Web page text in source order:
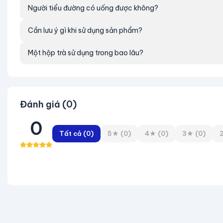
Ngoài ra, khách hàng nên chọn size theo số đo.
Người tiểu đường có uống được không?
Cần lưu ý gì khi sử dụng sản phẩm?
Một hộp trà sử dụng trong bao lâu?
Đánh giá (0)
0 Tất cả (0) 5★ (0) 4★ (0) 3★ (0)